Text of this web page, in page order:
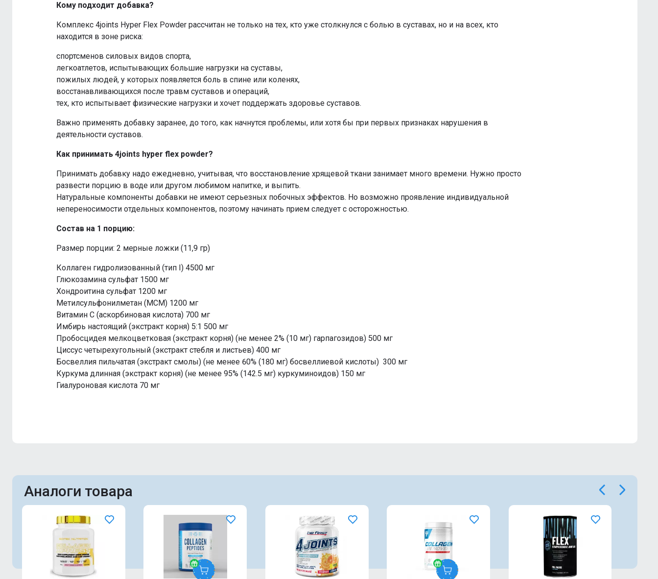
Кому подходит добавка?
Комплекс 4joints Hyper Flex Powder рассчитан не только на тех, кто уже столкнулся с болью в суставах, но и на всех, кто
находится в зоне риска:
спортсменов силовых видов спорта,
легкоатлетов, испытывающих большие нагрузки на суставы,
пожилых людей, у которых появляется боль в спине или коленях,
восстанавливающихся после травм суставов и операций,
тех, кто испытывает физические нагрузки и хочет поддержать здоровье суставов.
Важно применять добавку заранее, до того, как начнутся проблемы, или хотя бы при первых признаках нарушения в
деятельности суставов.
Как принимать 4joints hyper flex powder?
Принимать добавку надо ежедневно, учитывая, что восстановление хрящевой ткани занимает много времени. Нужно просто
развести порцию в воде или другом любимом напитке, и выпить.
Натуральные компоненты добавки не имеют серьезных побочных эффектов. Но возможно проявление индивидуальной
непереносимости отдельных компонентов, поэтому начинать прием следует с осторожностью.
Состав на 1 порцию:
Размер порции: 2 мерные ложки (11,9 гр)
Коллаген гидролизованный (тип I) 4500 мг
Глюкозамина сульфат 1500 мг
Хондроитина сульфат 1200 мг
Метилсульфонилметан (МСМ) 1200 мг
Витамин С (аскорбиновая кислота) 700 мг
Имбирь настоящий (экстракт корня) 5:1 500 мг
Пробосцидея мелкоцветковая (экстракт корня) (не менее 2% (10 мг) гарпагозидов) 500 мг
Циссус четырехугольный (экстракт стебля и листьев) 400 мг
Босвеллия пильчатая (экстракт смолы) (не менее 60% (180 мг) босвеллиевой кислоты) 300 мг
Куркума длинная (экстракт корня) (не менее 95% (142.5 мг) куркуминоидов) 150 мг
Гиалуроновая кислота 70 мг
Аналоги товара